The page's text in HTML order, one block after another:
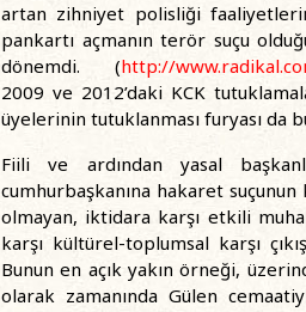
artan zihniyet polisliği
pankartı açmanın terör suçu
dönemdi. (http://
2009 ve 2012’daki KCK
üyelerinin tutuklanması furyası da
Fiili ve ardından yasal
cumhurbaşkanına hakaret suçunun
olmayan, iktidara karşı etkili
karşı kültürel-toplumsal karşı
Bunun en açık yakın örneği,
olarak zamanında Gülen